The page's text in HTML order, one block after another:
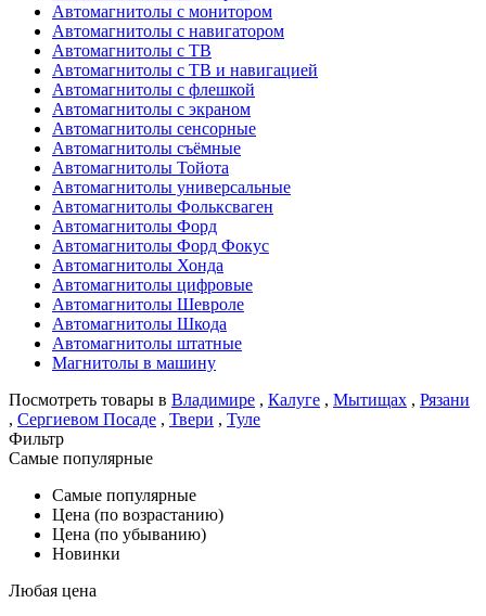
Автомагнитолы с монитором
Автомагнитолы с навигатором
Автомагнитолы с ТВ
Автомагнитолы с ТВ и навигацией
Автомагнитолы с флешкой
Автомагнитолы с экраном
Автомагнитолы сенсорные
Автомагнитолы съёмные
Автомагнитолы Тойота
Автомагнитолы универсальные
Автомагнитолы Фольксваген
Автомагнитолы Форд
Автомагнитолы Форд Фокус
Автомагнитолы Хонда
Автомагнитолы цифровые
Автомагнитолы Шевроле
Автомагнитолы Шкода
Автомагнитолы штатные
Магнитолы в машину
Посмотреть товары в Владимире , Калуге , Мытищах , Рязани
, Сергиевом Посаде , Твери , Туле
Фильтр
Самые популярные
Самые популярные
Цена (по возрастанию)
Цена (по убыванию)
Новинки
Любая цена